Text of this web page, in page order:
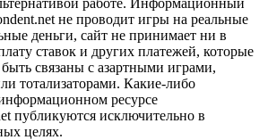
не проводит игры на реальные
деньги, сайт не принимает ни в
ставок и других платежей, которые
связаны с азартными играми,
тотализаторами. Какие-либо
ресурсе
публикуются исключительно в
целях.